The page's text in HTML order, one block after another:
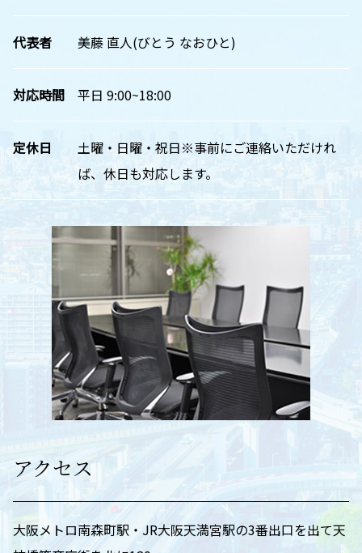
代表者 美藤 直人(びとう なおひと)
対応時間 平日 9:00~18:00
定休日
土曜・日曜・祝日※事前にご連絡いただけれ
ば、休日も対応します。
アクセス
大阪メトロ南森町駅・JR大阪天満宮駅の3番出口を出て天